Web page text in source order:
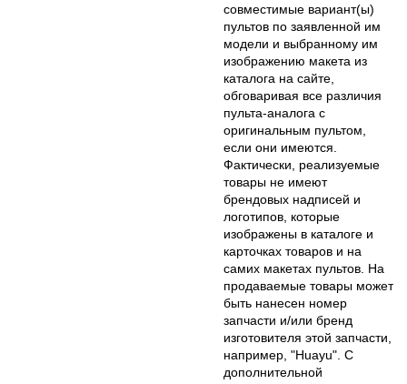
совместимые вариант(ы)
пультов по заявленной им
модели и выбранному им
изображению макета из
каталога на сайте,
обговаривая все различия
пульта-аналога с
оригинальным пультом,
если они имеются.
Фактически, реализуемые
товары не имеют
брендовых надписей и
логотипов, которые
изображены в каталоге и
карточках товаров и на
самих макетах пультов. На
продаваемые товары может
быть нанесен номер
запчасти и/или бренд
изготовителя этой запчасти,
например, "Huayu". С
дополнительной